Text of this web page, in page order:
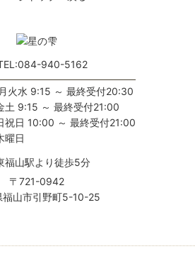
月火水 9:15 ～ 最終受付20:30
土 9:15 ～ 最終受付21:00
祝日 10:00 ～ 最終受付21:00
曜日
〒721-0942
福山市引野町5-10-25